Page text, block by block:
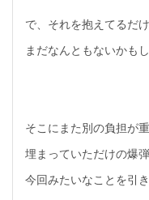
で、それを抱えてるだけ
まだなんともないかも
そこにまた別の負担が
埋まっていただけの爆
今回みたいなことを引